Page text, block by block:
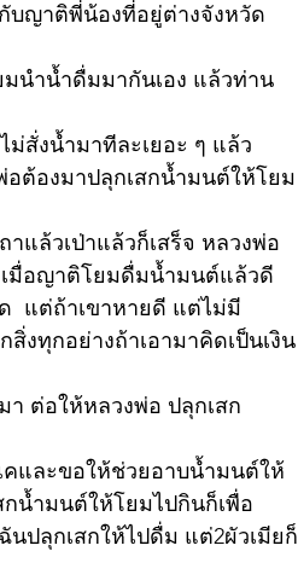
บญาติพี่น้องที่อยู่ต่างจังหวัด
นำน้ำดื่มมากันเอง แล้วท่าน
ม่สั่งน้ำมาทีละเยอะ ๆ แล้ว
อต้องมาปลุกเสกน้ำมนต์ให้โยม
แล้วเป่าแล้วก็เสร็จ หลวงพ่อ
มื่อญาติโยมดื่มน้ำมนต์แล้วดี
แต่ถ้าเขาหายดี แต่ไม่มี
งทุกอย่างถ้าเอามาคิดเป็นเงิน
ต่อให้หลวงพ่อ ปลุกเสก
คและขอให้ช่วยอาบน้ำมนต์ให้
น้ำมนต์ให้โยมไปกินก็เพื่อ
ปลุกเสกให้ไปดื่ม แต่2ผัวเมียก็